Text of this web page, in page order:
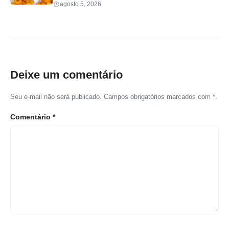
agosto 5, 2026
Deixe um comentário
Seu e-mail não será publicado. Campos obrigatórios marcados com *.
Comentário *